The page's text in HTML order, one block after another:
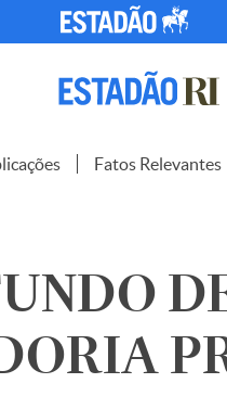
Fatos Relevantes